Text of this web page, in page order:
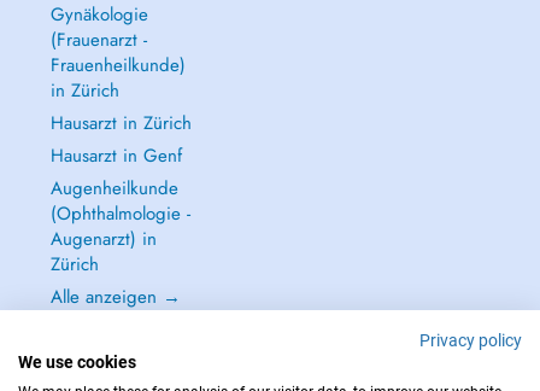
Gynäkologie
(Frauenarzt -
Frauenheilkunde)
in Zürich
Hausarzt in Zürich
Hausarzt in Genf
Augenheilkunde
(Ophthalmologie -
Augenarzt) in
Zürich
Alle anzeigen →
Privacy policy
We use cookies